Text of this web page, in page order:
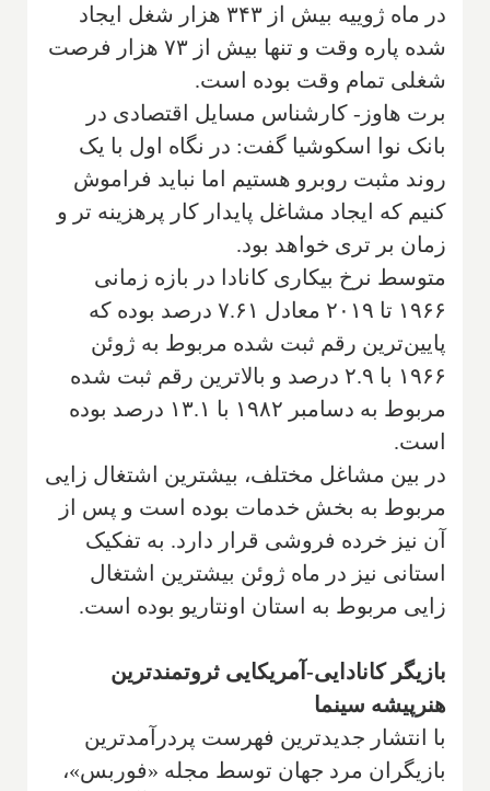
در ماه ژوییه بیش از ۳۴۳ هزار شغل ایجاد
شده پاره وقت و تنها بیش از ۷۳ هزار فرصت
شغلی تمام وقت بوده است.
برت هاوز- کارشناس مسایل اقتصادی در
بانک نوا اسکوشیا گفت: در نگاه اول با یک
روند مثبت روبرو هستیم اما نباید فراموش
کنیم که ایجاد مشاغل پایدار کار پرهزینه تر و
زمان بر تری خواهد بود.
متوسط نرخ بیکاری کانادا در بازه زمانی
۱۹۶۶ تا ۲۰۱۹ معادل ۷.۶۱ درصد بوده که
پایین‌ترین رقم ثبت شده مربوط به ژوئن
۱۹۶۶ با ۲.۹ درصد و بالاترین رقم ثبت شده
مربوط به دسامبر ۱۹۸۲ با ۱۳.۱ درصد بوده
است.
در بین مشاغل مختلف، بیشترین اشتغال زایی
مربوط به بخش خدمات بوده است و پس از
آن نیز خرده فروشی قرار دارد. به تفکیک
استانی نیز در ماه ژوئن بیشترین اشتغال
زایی مربوط به استان اونتاریو بوده است.
بازیگر کانادایی-آمریکایی ثروتمندترین
هنرپیشه سینما
با انتشار جدیدترین فهرست پردرآمدترین
بازیگران مرد جهان توسط مجله «فوربس»،